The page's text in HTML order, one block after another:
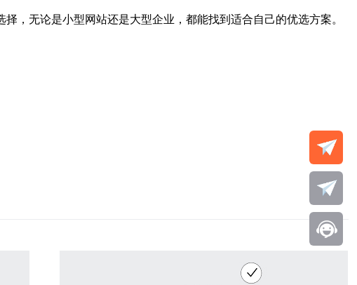
，无论是小型网站还是大型企业，都能找到适合自己的优选方案。